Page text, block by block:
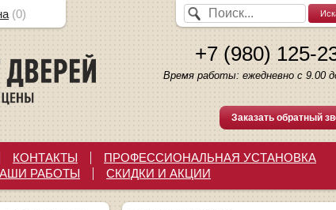
+7 (980) 125-
Время работы: ежедневно с 9.00
Заказать обратный
КОНТАКТЫ
ПРОФЕССИОНАЛЬНАЯ УСТАНОВКА
РАБОТЫ СКИДКИ И АКЦИИ
(0)